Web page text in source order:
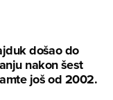
došao do
nakon šest
još od 2002.